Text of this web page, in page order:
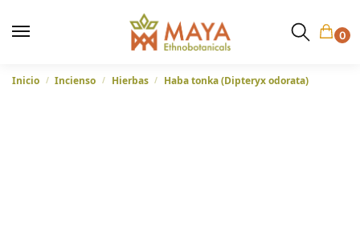
0
Inicio / Incienso / Hierbas / Haba tonka (Dipteryx odorata)